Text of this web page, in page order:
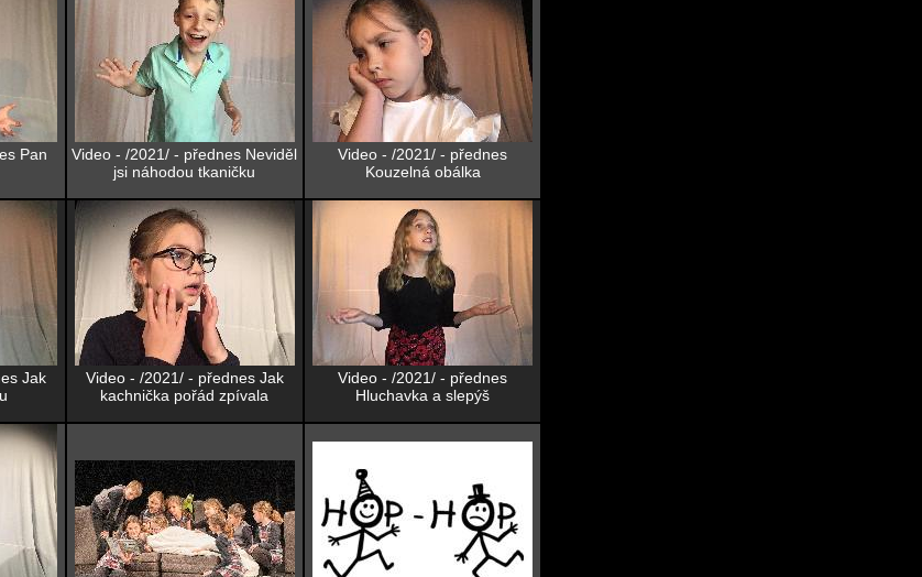
Pan
Video - /2021/ - přednes Neviděl
jsi náhodou tkaničku
Video - /2021/ - přednes
Kouzelná obálka
Jak
Video - /2021/ - přednes Jak
kachnička pořád zpívala
Video - /2021/ - přednes
Hluchavka a slepýš